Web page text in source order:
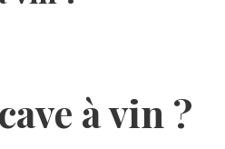
à vin ?